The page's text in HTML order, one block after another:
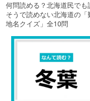
何問読める？北海道民でも
そうで読めない北海道の「
地名クイズ」全10問